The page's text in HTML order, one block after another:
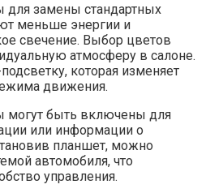
для замены стандартных
меньше энергии и
свечение. Выбор цветов
атмосферу в салоне.
которая изменяет
движения.
могут быть включены для
или информации о
планшет, можно
автомобиля, что
управления.